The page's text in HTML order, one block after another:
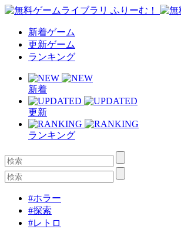
新着ゲーム
更新ゲーム
ランキング
新着
更新
ランキング
#ホラー
#探索
#レトロ